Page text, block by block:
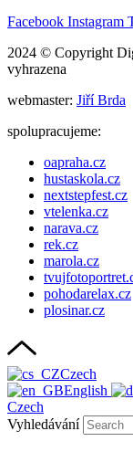
Facebook Instagram
2024 © Copyright
vyhrazena
webmaster: Jiří Brda
spolupracujeme:
oapraha.cz
hustaskola.cz
nextstepfest.cz
vtelenka.cz
narava.cz
rek.cz
marola.cz
pohodarelax.cz
plosinar.cz
Czech
English
Czech
Vyhledávání